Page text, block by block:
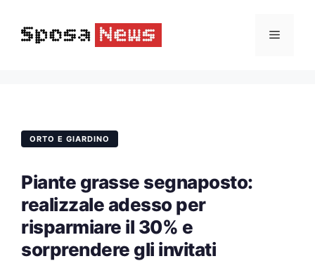
contenuto
Menu
ORTO E GIARDINO
Piante grasse segnaposto:
realizzale adesso per
risparmiare il 30% e
sorprendere gli invitati